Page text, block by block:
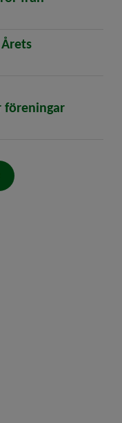
Ny rutin för
artikeln Röbäcks
föreningar
Föreningsbyrån